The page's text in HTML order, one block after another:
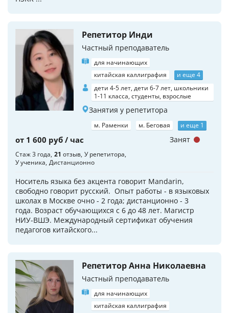
Репетитор Инди
Частный преподаватель
для начинающих
китайская каллиграфия
и еще 4
дети 4-5 лет, дети 6-7 лет, школьники
1-11 класса, студенты, взрослые
Занятия у репетитора
м. Раменки м. Беговая и еще 1
от 1 600 руб / час
Стаж 3 года 21 отзыв У репетитора
У ученика Дистанционно
Носитель языка без акцента говорит Mandarin,
свободно говорит русский. Опыт работы - в языковых
школах в Москве очно - 2 года; дистанционно - 3
года. Возраст обучающихся с 6 до 48 лет. Магистр
НИУ-ВШЭ. Международный сертификат обучения
педагогов китайского...
Занят
Репетитор Анна Николаевна
Частный преподаватель
для начинающих
китайская каллиграфия